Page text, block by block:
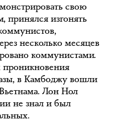
свою
принялся изгонять
несколько месяцев
коммунистами.
в Камбоджу вошли
Лон Нол
не знал и был